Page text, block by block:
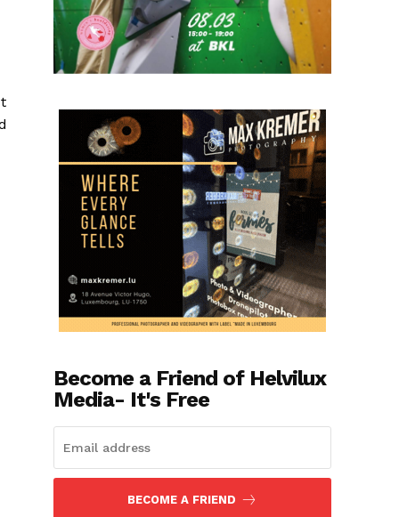
Become a Friend of Helvilux
Media- It's Free
BECOME A FRIEND